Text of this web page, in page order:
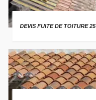
DEVIS FUITE DE TOITURE 25